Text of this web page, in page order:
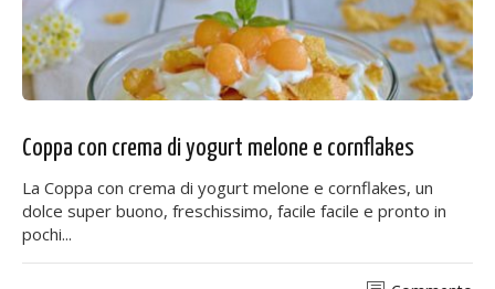
Coppa con crema di yogurt melone e cornflakes
La Coppa con crema di yogurt melone e cornflakes, un
dolce super buono, freschissimo, facile facile e pronto in
pochi...